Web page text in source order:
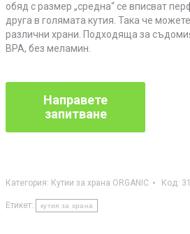
обяд с размер „средна“ се вписват
друга в голямата кутия. Така че
различни храни. Подходяща за
BPA, без меламин.
Категория: Кутии за храна ORGANIC Код:
Етикет: кутия за храна